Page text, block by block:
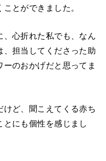
とができました。
心折れた私でも、なん
、担当してくださった助
のおかげだと思ってま
ど、聞こえてくる赤ち
とにも個性を感じまし